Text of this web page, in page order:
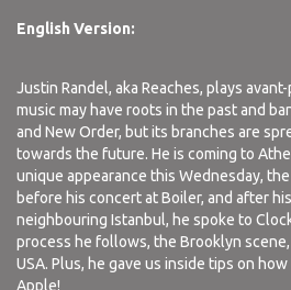
English Version:
Justin Randel, aka Reaches, plays
music may have roots in the past and
and New Order, but its branches are
towards the future. He is coming to
unique appearance this Wednesday,
before his concert at Boiler, and after
neighbouring Istanbul, he spoke to
process he follows, the Brooklyn
USA. Plus, he gave us inside tips on
Apple!